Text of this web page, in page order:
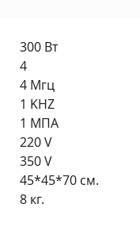
300 Вт
4
4 Мгц
1 KHZ
1 МПА
220 V
350 V
45*45*70 см.
8 кг.